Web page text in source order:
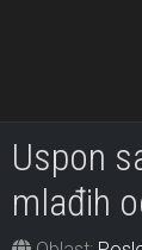
Uspon
mlađih